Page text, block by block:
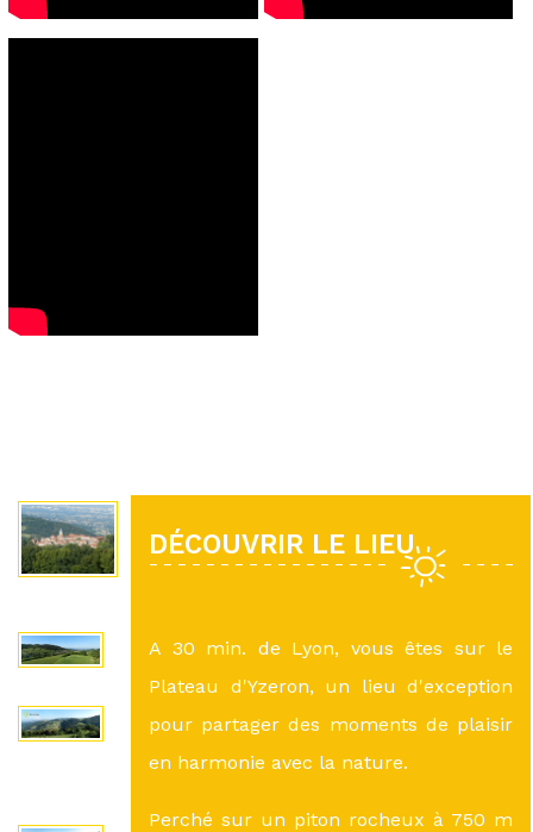
DÉCOUVRIR LE LIEU
A 30 min. de Lyon, vous êtes sur le
Plateau d'Yzeron, un lieu d'exception
pour partager des moments de plaisir
en harmonie avec la nature.
Perché sur un piton rocheux à 750 m